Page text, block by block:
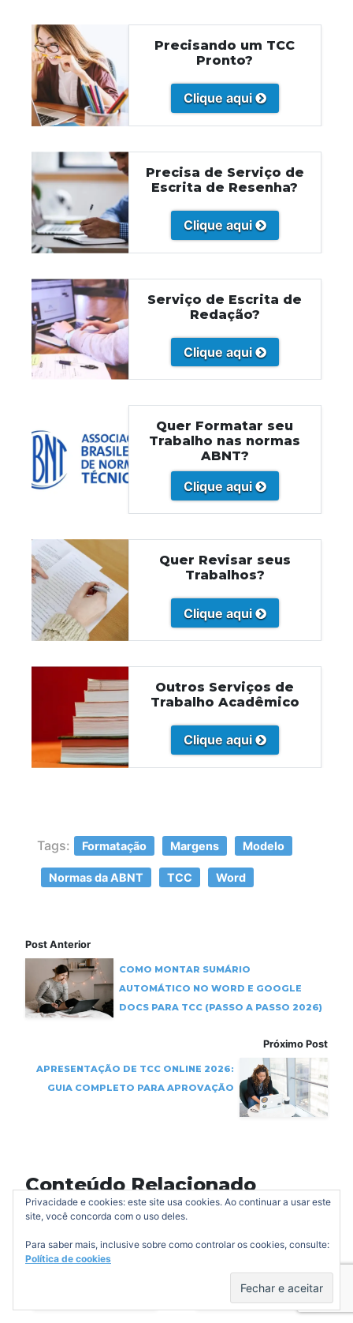
Precisando um TCC
Pronto?
Clique aqui
Precisa de Serviço de
Escrita de Resenha?
Clique aqui
Serviço de Escrita de
Redação?
Clique aqui
Quer Formatar seu
Trabalho nas normas
ABNT?
Clique aqui
Quer Revisar seus
Trabalhos?
Clique aqui
Outros Serviços de
Trabalho Acadêmico
Clique aqui
Tags: Formatação Margens Modelo
Normas da ABNT TCC Word
Post Anterior
COMO MONTAR SUMÁRIO
AUTOMÁTICO NO WORD E GOOGLE
DOCS PARA TCC (PASSO A PASSO 2026)
Próximo Post
APRESENTAÇÃO DE TCC ONLINE 2026:
GUIA COMPLETO PARA APROVAÇÃO
Conteúdo Relacionado
Privacidade e cookies: este site usa cookies. Ao continuar a usar este
site, você concorda com o uso deles.
Para saber mais, inclusive sobre como controlar os cookies, consulte:
Política de cookies